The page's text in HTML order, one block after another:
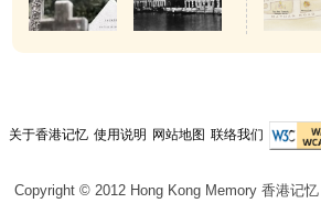
关于香港记忆 使用说明 网站地图 联络我们
Copyright © 2012 Hong Kong Memory 香港记